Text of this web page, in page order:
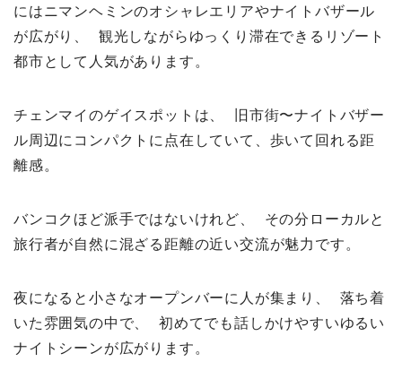
にはニマンヘミンのオシャレエリアやナイトバザール
が広がり、 観光しながらゆっくり滞在できるリゾート
都市として人気があります。
チェンマイのゲイスポットは、 旧市街〜ナイトバザー
ル周辺にコンパクトに点在していて、歩いて回れる距
離感。
バンコクほど派手ではないけれど、 その分ローカルと
旅行者が自然に混ざる距離の近い交流が魅力です。
夜になると小さなオープンバーに人が集まり、 落ち着
いた雰囲気の中で、 初めてでも話しかけやすいゆるい
ナイトシーンが広がります。